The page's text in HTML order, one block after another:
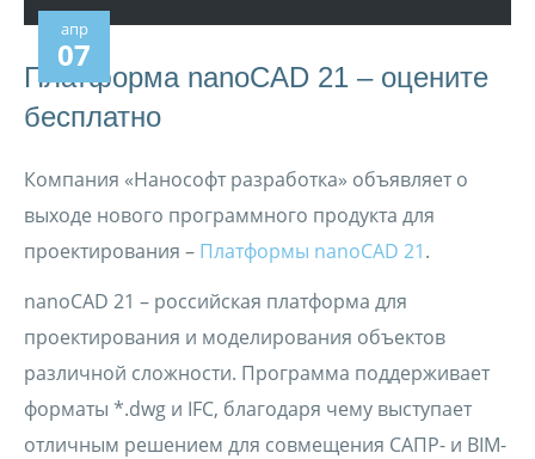
апр
07
Платформа nanoCAD 21 – оцените
бесплатно
Компания «Нанософт разработка» объявляет о
выходе нового программного продукта для
проектирования – Платформы nanoCAD 21.
nanoCAD 21 – российская платформа для
проектирования и моделирования объектов
различной сложности. Программа поддерживает
форматы *.dwg и IFC, благодаря чему выступает
отличным решением для совмещения САПР- и BIM-